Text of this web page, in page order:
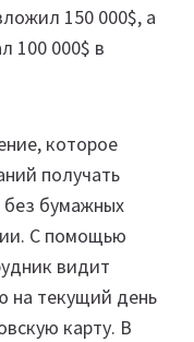
150 000$, а
100 000$ в
которое
получать
без бумажных
С помощью
видит
на текущий день
карту. В